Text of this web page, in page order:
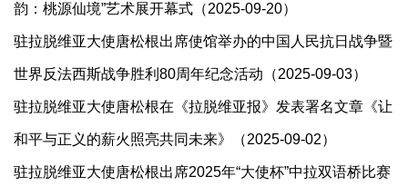
韵：桃源仙境”艺术展开幕式（2025-09-20）
驻拉脱维亚大使唐松根出席使馆举办的中国人民抗日战争暨
世界反法西斯战争胜利80周年纪念活动（2025-09-03）
驻拉脱维亚大使唐松根在《拉脱维亚报》发表署名文章《让
和平与正义的薪火照亮共同未来》（2025-09-02）
驻拉脱维亚大使唐松根出席2025年“大使杯”中拉双语桥比赛